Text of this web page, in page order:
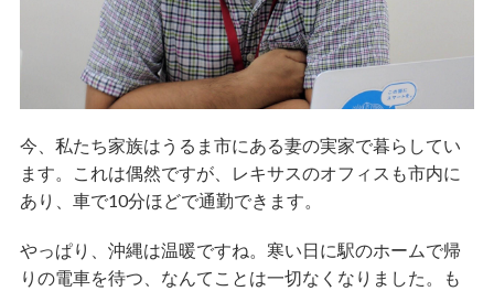
今、私たち家族はうるま市にある妻の実家で暮らしてい
ます。これは偶然ですが、レキサスのオフィスも市内に
あり、車で10分ほどで通勤できます。
やっぱり、沖縄は温暖ですね。寒い日に駅のホームで帰
りの電車を待つ、なんてことは一切なくなりました。も